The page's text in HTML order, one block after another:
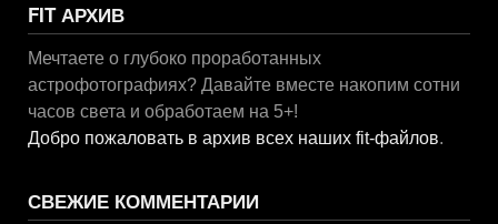
FIT АРХИВ
Мечтаете о глубоко проработанных
астрофотографиях? Давайте вместе накопим сотни
часов света и обработаем на 5+!
Добро пожаловать в архив всех наших fit-файлов.
СВЕЖИЕ КОММЕНТАРИИ